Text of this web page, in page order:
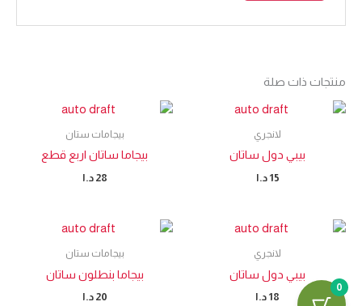
منتجات ذات صلة
لانجري
بيبي دول ساتان
15 د.ا
بيجامات ستان
بيجاما ساتان اربع قطع
28 د.ا
لانجري
بيبي دول ساتان
18 د.ا
بيجامات ستان
بيجاما بنطلون ساتان
20 د.ا
0